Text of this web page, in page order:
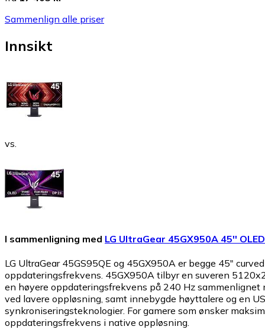
Sammenlign alle priser
Innsikt
vs.
I sammenligning med LG UltraGear 45GX950A 45''
LG UltraGear 45GS95QE og 45GX950A er begge 45"
oppdateringsfrekvens. 45GX950A tilbyr en suveren
en høyere oppdateringsfrekvens på 240 Hz
ved lavere oppløsning, samt innebygde høyttalere og en
synkroniseringsteknologier. For gamere som ønsker
oppdateringsfrekvens i native oppløsning.